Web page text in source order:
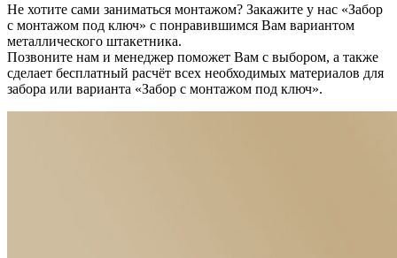
Не хотите сами заниматься монтажом? Закажите у нас «Забор
с монтажом под ключ» с понравившимся Вам вариантом
металлического штакетника.
Позвоните нам и менеджер поможет Вам с выбором, а также
сделает бесплатный расчёт всех необходимых материалов для
забора или варианта «Забор с монтажом под ключ».